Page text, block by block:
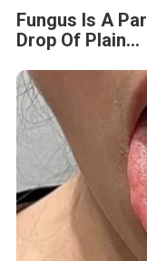
Fungus Is A
Drop Of Plain...